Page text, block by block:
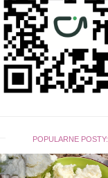
POPULARNE POSTY: